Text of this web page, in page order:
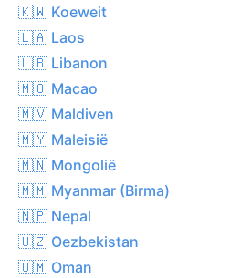
🇰🇼 Koeweit
🇱🇦 Laos
🇱🇧 Libanon
🇲🇴 Macao
🇲🇻 Maldiven
🇲🇾 Maleisië
🇲🇳 Mongolië
🇲🇲 Myanmar (Birma)
🇳🇵 Nepal
🇺🇿 Oezbekistan
🇴🇲 Oman